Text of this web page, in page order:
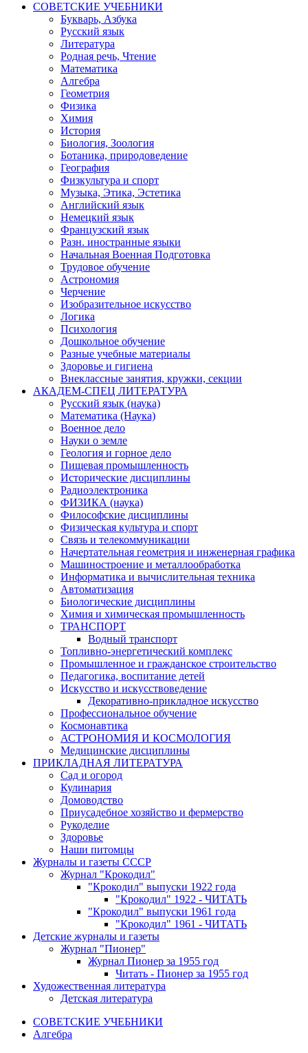
СОВЕТСКИЕ УЧЕБНИКИ
Букварь, Азбука
Русский язык
Литература
Родная речь, Чтение
Математика
Алгебра
Геометрия
Физика
Химия
История
Биология, Зоология
Ботаника, природоведение
География
Физкультура и спорт
Музыка, Этика, Эстетика
Английский язык
Немецкий язык
Французский язык
Разн. иностранные языки
Начальная Военная Подготовка
Трудовое обучение
Астрономия
Черчение
Изобразительное искусство
Логика
Психология
Дошкольное обучение
Разные учебные материалы
Здоровье и гигиена
Внеклассные занятия, кружки, секции
АКАДЕМ-СПЕЦ ЛИТЕРАТУРА
Русский язык (наука)
Математика (Наука)
Военное дело
Науки о земле
Геология и горное дело
Пищевая промышленность
Исторические дисциплины
Радиоэлектроника
ФИЗИКА (наука)
Философские дисциплины
Физическая культура и спорт
Связь и телекоммуникации
Начертательная геометрия и инженерная графика
Машиностроение и металлообработка
Информатика и вычислительная техника
Автоматизация
Биологические дисциплины
Химия и химическая промышленность
ТРАНСПОРТ
Водный транспорт
Топливно-энергетический комплекс
Промышленное и гражданское строительство
Педагогика, воспитание детей
Искусство и искусствоведение
Декоративно-прикладное искусство
Профессиональное обучение
Космонавтика
АСТРОНОМИЯ И КОСМОЛОГИЯ
Медицинские дисциплины
ПРИКЛАДНАЯ ЛИТЕРАТУРА
Сад и огород
Кулинария
Домоводство
Приусадебное хозяйство и фермерство
Рукоделие
Здоровье
Наши питомцы
Журналы и газеты СССР
Журнал "Крокодил"
"Крокодил" выпуски 1922 года
"Крокодил" 1922 - ЧИТАТЬ
"Крокодил" выпуски 1961 года
"Крокодил" 1961 - ЧИТАТЬ
Детские журналы и газеты
Журнал "Пионер"
Журнал Пионер за 1955 год
Читать - Пионер за 1955 год
Художественная литература
Детская литература
СОВЕТСКИЕ УЧЕБНИКИ
Алгебра